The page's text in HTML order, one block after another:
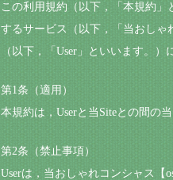
この利用規約（以下，「本規約
するサービス（以下，「当おしゃ
（以下，「User」といいます。
第1条（適用）
本規約は，Userと当Siteとの間の
第2条（禁止事項）
Userは，当おしゃれコンシャス【